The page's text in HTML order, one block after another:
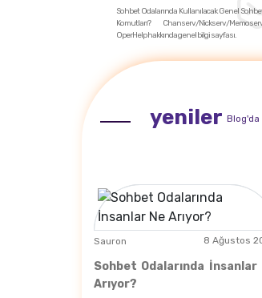
Sohbet Odalarında Kullanılacak Genel
Komutları? Chanserv/Nickserv/
OperHelp hakkında genel bilgi sayfası.
yeniler Blog'da
Sauron 8 Ağustos
Sohbet Odalarında İnsanlar
Arıyor?